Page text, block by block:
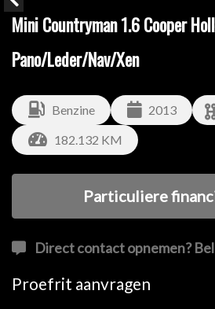
Mini Countryman 1.6 Cooper
Pano/Leder/Nav/Xen
Benzine 2013
182.132 KM
Particuliere
Direct contact opnemen?
Proefrit aanvragen